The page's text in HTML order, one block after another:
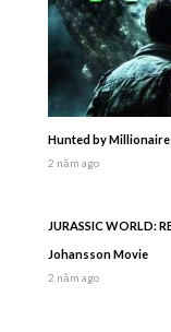
Hunted by
2 năm ago
JURASSIC WORLD:
Johansson Movie
2 năm ago